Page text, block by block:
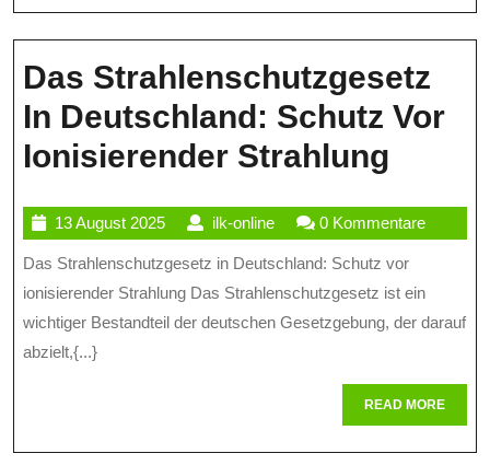
In
Deutschland
Das Strahlenschutzgesetz
In Deutschland: Schutz Vor
Ionisierender Strahlung
In
13 August 202513
August
2025
ilk-onlineilk-
online
0 Kommentare
Das Strahlenschutzgesetz in Deutschland: Schutz vor
ionisierender Strahlung Das Strahlenschutzgesetz ist ein
wichtiger Bestandteil der deutschen Gesetzgebung, der darauf
abzielt,{...}
READ MOREREAD
MORE